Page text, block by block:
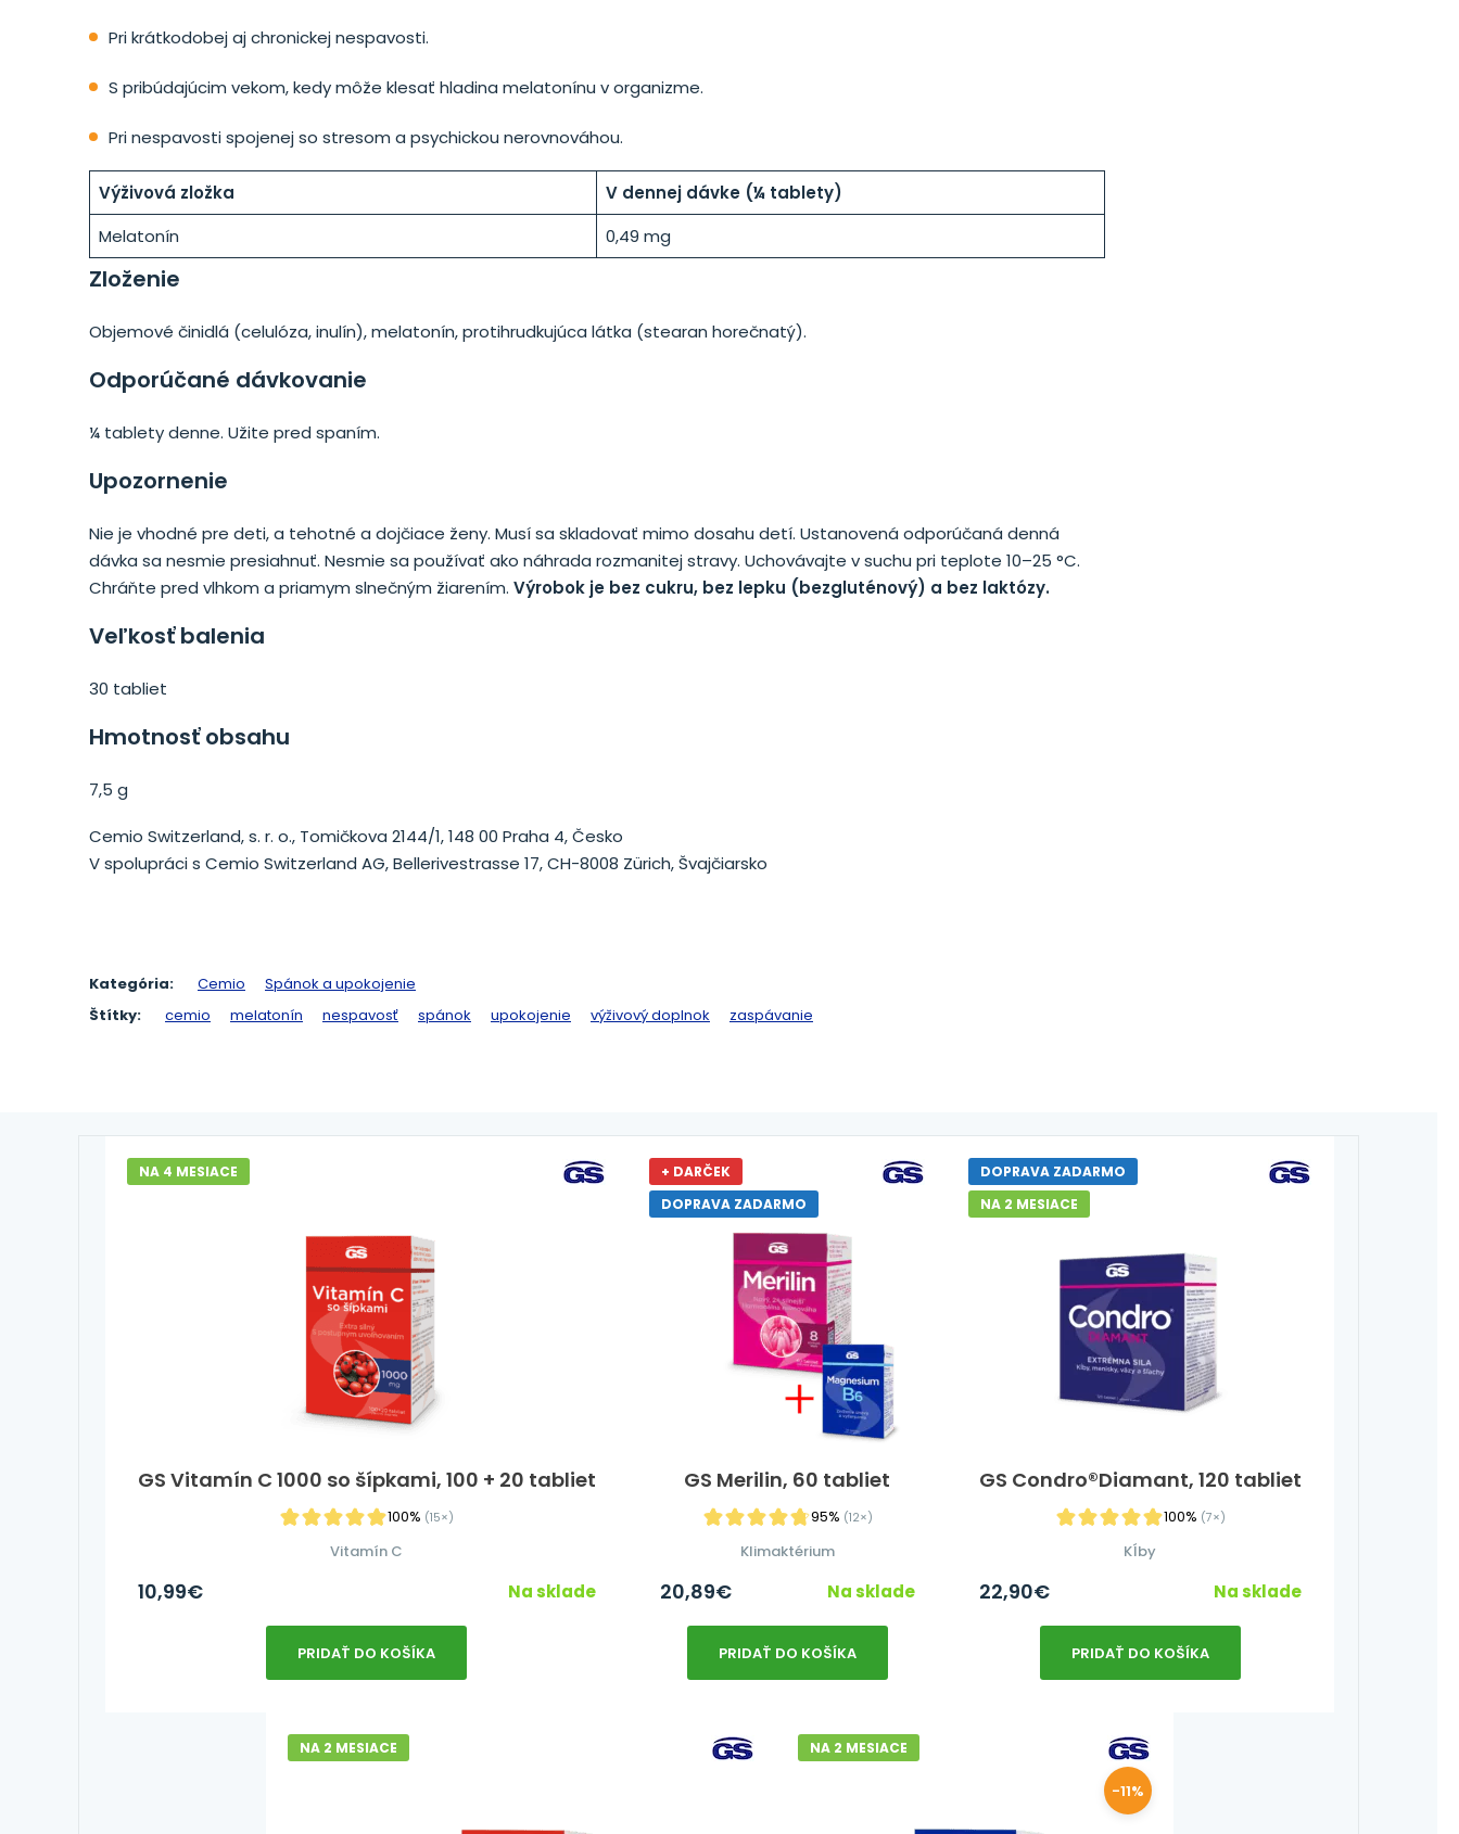
Pri krátkodobej aj chronickej nespavosti.
S pribúdajúcim vekom, kedy môže klesať hladina melatonínu v organizme.
Pri nespavosti spojenej so stresom a psychickou nerovnováhou.
Výživová zložka
V dennej dávke (¼ tablety)
Melatonín
0,49 mg
Zloženie
Objemové činidlá (celulóza, inulín), melatonín, protihrudkujúca látka (stearan horečnatý).
Odporúčané dávkovanie
¼ tablety denne. Užite pred spaním.
Upozornenie
Nie je vhodné pre deti, a tehotné a dojčiace ženy. Musí sa skladovať mimo dosahu detí. Ustanovená odporúčaná denná
dávka sa nesmie presiahnuť. Nesmie sa používať ako náhrada rozmanitej stravy. Uchovávajte v suchu pri teplote 10–25 °C.
Chráňte pred vlhkom a priamym slnečným žiarením. Výrobok je bez cukru, bez lepku (bezgluténový) a bez laktózy.
Veľkosť balenia
30 tabliet
Hmotnosť obsahu
7,5 g
Cemio Switzerland, s. r. o., Tomičkova 2144/1, 148 00 Praha 4, Česko
V spolupráci s Cemio Switzerland AG, Bellerivestrasse 17, CH-8008 Zürich, Švajčiarsko
Kategória: Cemio
Spánok a upokojenie
Štítky:
cemio melatonín nespavosť spánok upokojenie výživový doplnok zaspávanie
GS Vitamín C 1000 so šípkami, 100 + 20 tabliet
100% (15×)
NA 4 MESIACE
Vitamín C
10,99€ Na sklade
PRIDAŤ DO KOŠÍKA
GS Merilin, 60 tabliet
95% (12×)
+ DARČEK
DOPRAVA ZADARMO
Klimaktérium
20,89€ Na sklade
PRIDAŤ DO KOŠÍKA
GS Condro®Diamant, 120 tabliet
100% (7×)
DOPRAVA ZADARMO
NA 2 MESIACE
Kĺby
22,90€ Na sklade
PRIDAŤ DO KOŠÍKA
NA 2 MESIACE NA 2 MESIACE
-11%